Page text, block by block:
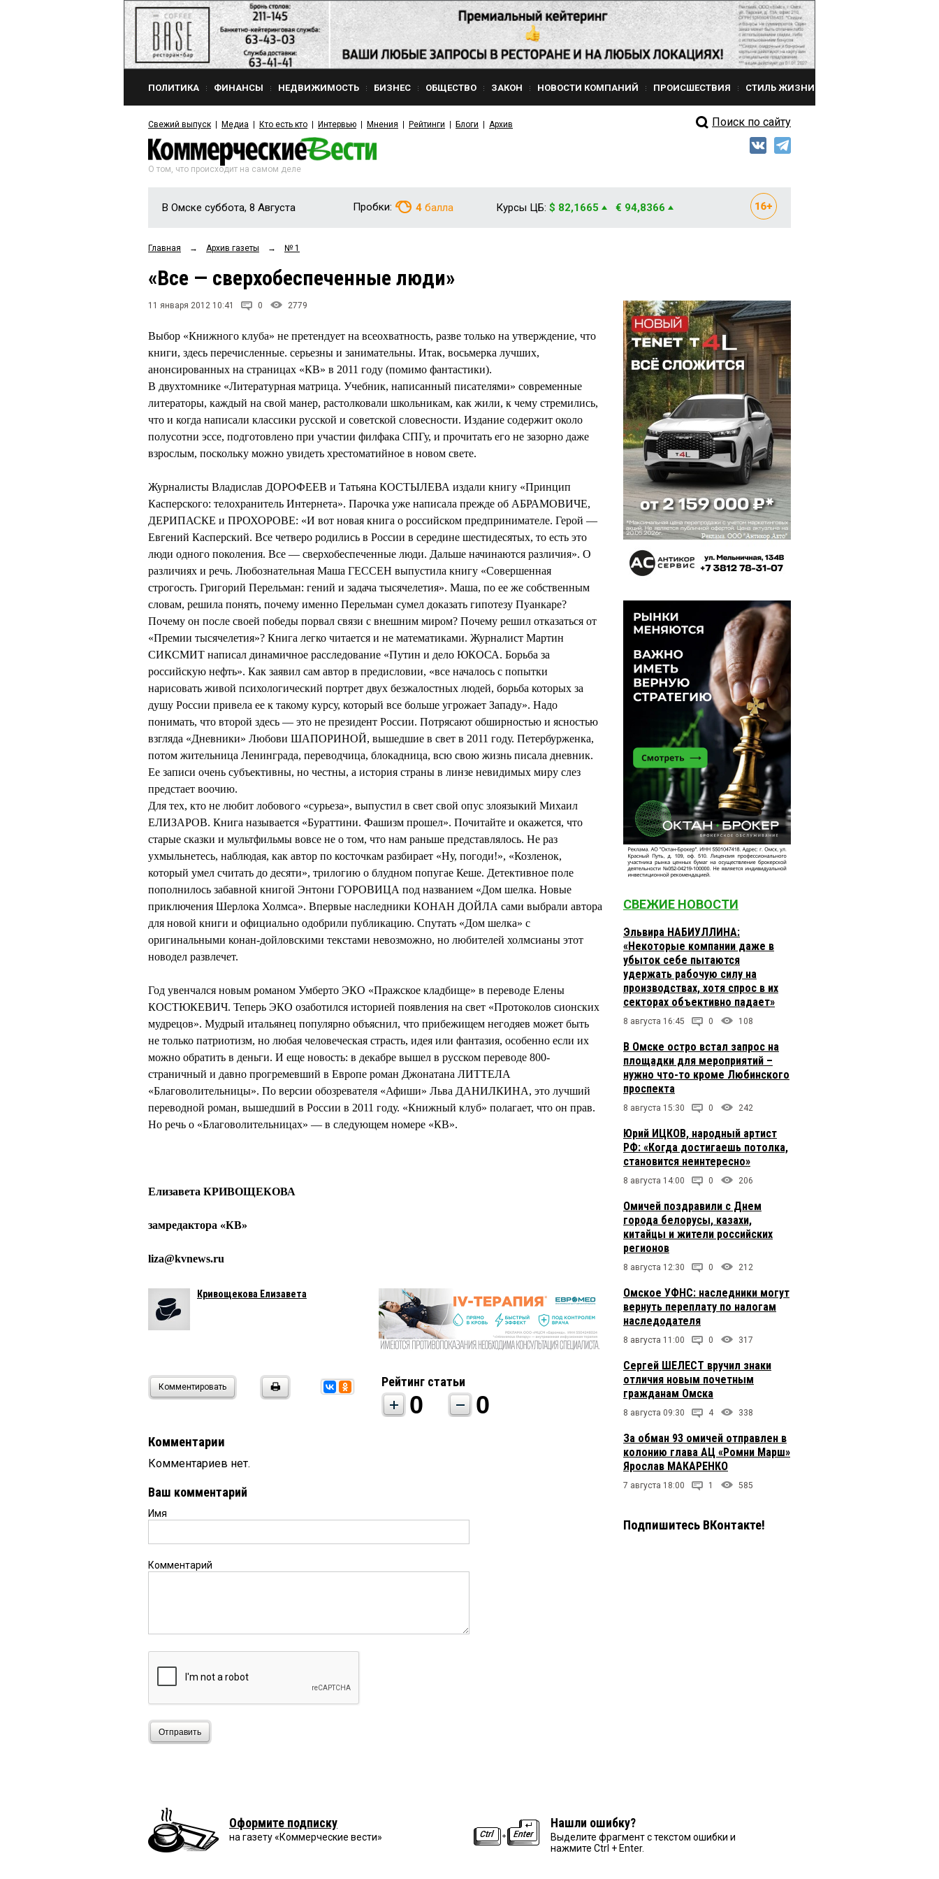
ПОЛИТИКА ФИНАНСЫ НЕДВИЖИМОСТЬ БИЗНЕС ОБЩЕСТВО ЗАКОН НОВОСТИ КОМПАНИЙ ПРОИСШЕСТВИЯ СТИЛЬ ЖИЗНИ
Свежий выпуск Медиа Кто есть кто Интервью Мнения Рейтинги Блоги Архив Поиск по сайту
О том, что происходит на самом деле
В Омске суббота, 8 Августа Пробки: 4 балла Курсы ЦБ: $ 82,1665 € 94,8366
Главная → Архив газеты → № 1
«Все — сверхобеспеченные люди»
11 января 2012 10:41 0 2779
Выбор «Книжного клуба» не претендует на всеохватность, разве только на утверждение, что
книги, здесь перечисленные. серьезны и занимательны. Итак, восьмерка лучших,
анонсированных на страницах «КВ» в 2011 году (помимо фантастики).
В двухтомнике «Литературная матрица. Учебник, написанный писателями» современные
литераторы, каждый на свой манер, растолковали школьникам, как жили, к чему стремились,
что и когда написали классики русской и советской словесности. Издание содержит около
полусотни эссе, подготовлено при участии филфака СПГу, и прочитать его не зазорно даже
взрослым, поскольку можно увидеть хрестоматийное в новом свете.
Журналисты Владислав ДОРОФЕЕВ и Татьяна КОСТЫЛЕВА издали книгу «Принцип
Касперского: телохранитель Интернета». Парочка уже написала прежде об АБРАМОВИЧЕ,
ДЕРИПАСКЕ и ПРОХОРОВЕ: «И вот новая книга о российском предпринимателе. Герой —
Евгений Касперский. Все четверо родились в России в середине шестидесятых, то есть это
люди одного поколения. Все — сверхобеспеченные люди. Дальше начинаются различия». О
различиях и речь. Любознательная Маша ГЕССЕН выпустила книгу «Совершенная
строгость. Григорий Перельман: гений и задача тысячелетия». Маша, по ее же собственным
словам, решила понять, почему именно Перельман сумел доказать гипотезу Пуанкаре?
Почему он после своей победы порвал связи с внешним миром? Почему решил отказаться от
«Премии тысячелетия»? Книга легко читается и не математиками. Журналист Мартин
СИКСМИТ написал динамичное расследование «Путин и дело ЮКОСА. Борьба за
российскую нефть». Как заявил сам автор в предисловии, «все началось с попытки
нарисовать живой психологический портрет двух безжалостных людей, борьба которых за
душу России привела ее к такому курсу, который все больше угрожает Западу». Надо
понимать, что второй здесь — это не президент России. Потрясают обширностью и ясностью
взгляда «Дневники» Любови ШАПОРИНОЙ, вышедшие в свет в 2011 году. Петербурженка,
потом жительница Ленинграда, переводчица, блокадница, всю свою жизнь писала дневник.
Ее записи очень субъективны, но честны, а история страны в линзе невидимых миру слез
предстает воочию.
Для тех, кто не любит лобового «сурьеза», выпустил в свет свой опус злоязыкий Михаил
ЕЛИЗАРОВ. Книга называется «Бураттини. Фашизм прошел». Почитайте и окажется, что
старые сказки и мультфильмы вовсе не о том, что нам раньше представлялось. Не раз
ухмыльнетесь, наблюдая, как автор по косточкам разбирает «Ну, погоди!», «Козленок,
который умел считать до десяти», трилогию о блудном попугае Кеше. Детективное поле
пополнилось забавной книгой Энтони ГОРОВИЦА под названием «Дом шелка. Новые
приключения Шерлока Холмса». Впервые наследники КОНАН ДОЙЛА сами выбрали автора
для новой книги и официально одобрили публикацию. Спутать «Дом шелка» с
оригинальными конан-дойловскими текстами невозможно, но любителей холмсианы этот
новодел развлечет.
Год увенчался новым романом Умберто ЭКО «Пражское кладбище» в переводе Елены
КОСТЮКЕВИЧ. Теперь ЭКО озаботился историей появления на свет «Протоколов сионских
мудрецов». Мудрый итальянец популярно объяснил, что прибежищем негодяев может быть
не только патриотизм, но любая человеческая страсть, идея или фантазия, особенно если их
можно обратить в деньги. И еще новость: в декабре вышел в русском переводе 800-
страничный и давно прогремевший в Европе роман Джонатана ЛИТТЕЛА
«Благоволительницы». По версии обозревателя «Афиши» Льва ДАНИЛКИНА, это лучший
переводной роман, вышедший в России в 2011 году. «Книжный клуб» полагает, что он прав.
Но речь о «Благоволительницах» — в следующем номере «КВ».
Елизавета КРИВОЩЕКОВА
замредактора «КВ»
liza@kvnews.ru
Кривощекова Елизавета
Комментировать Рейтинг статьи
0 0
Комментарии
Комментариев нет.
Ваш комментарий
Имя
Комментарий
Отправить
СВЕЖИЕ НОВОСТИ
Эльвира НАБИУЛЛИНА:
«Некоторые компании даже в
убыток себе пытаются
удержать рабочую силу на
производствах, хотя спрос в их
секторах объективно падает»
8 августа 16:45 0 108
В Омске остро встал запрос на
площадки для мероприятий –
нужно что-то кроме Любинского
проспекта
8 августа 15:30 0 242
Юрий ИЦКОВ, народный артист
РФ: «Когда достигаешь потолка,
становится неинтересно»
8 августа 14:00 0 206
Омичей поздравили с Днем
города белорусы, казахи,
китайцы и жители российских
регионов
8 августа 12:30 0 212
Омское УФНС: наследники могут
вернуть переплату по налогам
наследодателя
8 августа 11:00 0 317
Сергей ШЕЛЕСТ вручил знаки
отличия новым почетным
гражданам Омска
8 августа 09:30 4 338
За обман 93 омичей отправлен в
колонию глава АЦ «Ромни Марш»
Ярослав МАКАРЕНКО
7 августа 18:00 1 585
Подпишитесь ВКонтакте!
Оформите подписку
на газету «Коммерческие вести»
Нашли ошибку?
Выделите фрагмент с текстом ошибки и
нажмите Ctrl + Enter.